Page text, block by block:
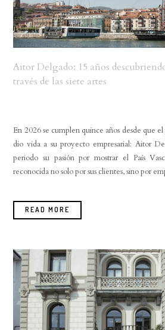
Aitor Delgado: 15 años
través de las siete artes
En 2026 se cumplen quince años desde que
dio vida a su proyecto empresarial: Aitor
periodo su pasión por mostrar el País
reconocida no solo por sus clientes, sino por
READ MORE